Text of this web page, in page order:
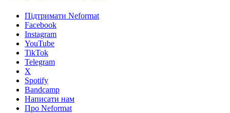
Підтримати Neformat
Facebook
Instagram
YouTube
TikTok
Telegram
X
Spotify
Bandcamp
Написати нам
Про Neformat